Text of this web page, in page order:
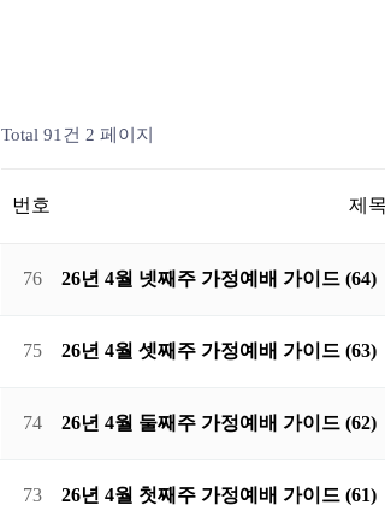
Total 91건 2 페이지
번호 제목
76 26년 4월 넷째주 가정예배 가이드 (64)
75 26년 4월 셋째주 가정예배 가이드 (63)
74 26년 4월 둘째주 가정예배 가이드 (62)
73 26년 4월 첫째주 가정예배 가이드 (61)